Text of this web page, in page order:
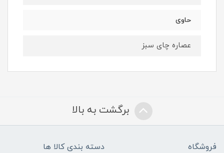
حاوی
عصاره چای سبز
برگشت به بالا
فروشگاه دسته بندی کالا ها